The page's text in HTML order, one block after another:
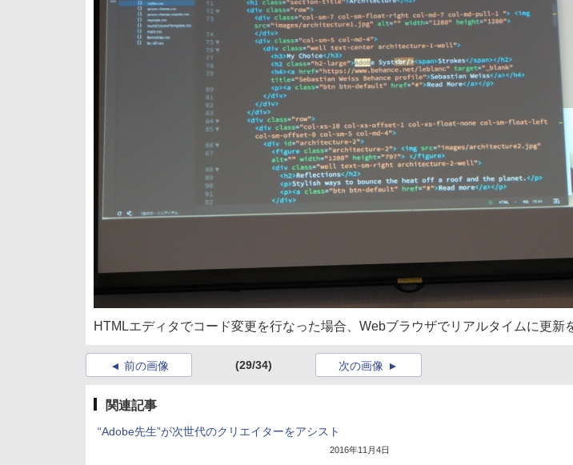
HTMLエディタでコード変更を行なった場合、Webブラウザでリアルタイムに更新
前の画像 (29/34) 次の画像
関連記事
“Adobe先生”が次世代のクリエイターをアシスト
2016年11月4日